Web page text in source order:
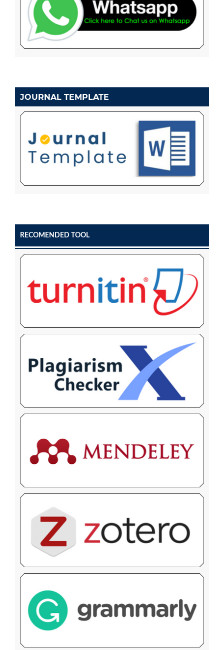
JOURNAL TEMPLATE
RECOMENDED TOOL